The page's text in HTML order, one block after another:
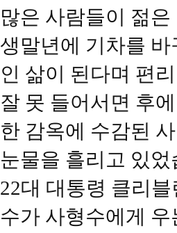
많은 사람들이 젊
생말년에 기차를
인 삶이 된다며 편
잘 못 들어서면 후
한 감옥에 수감된
눈물을 흘리고 있
22대 대통령 클리
수가 사형수에게